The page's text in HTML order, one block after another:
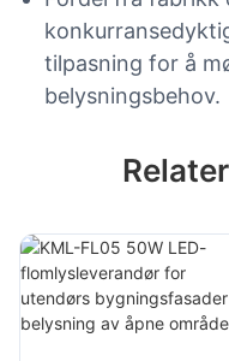
tilpasning for å
belysningsbehov.